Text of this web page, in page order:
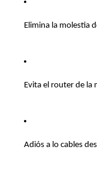
Elimina la molestia
Evita el router de la
Adiós a lo cables